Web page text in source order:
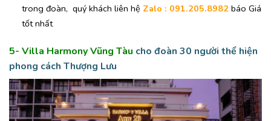
trong đoàn, quý khách liên hệ Zalo : 091.205.8982báo Giá
tốt nhất
5- Villa Harmony Vũng Tàu cho đoàn 30 người thể hiện
phong cách Thượng Lưu